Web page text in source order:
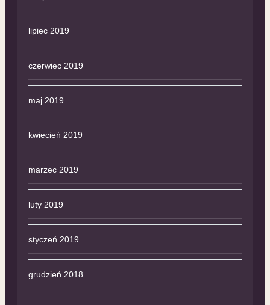
lipiec 2019
czerwiec 2019
maj 2019
kwiecień 2019
marzec 2019
luty 2019
styczeń 2019
grudzień 2018